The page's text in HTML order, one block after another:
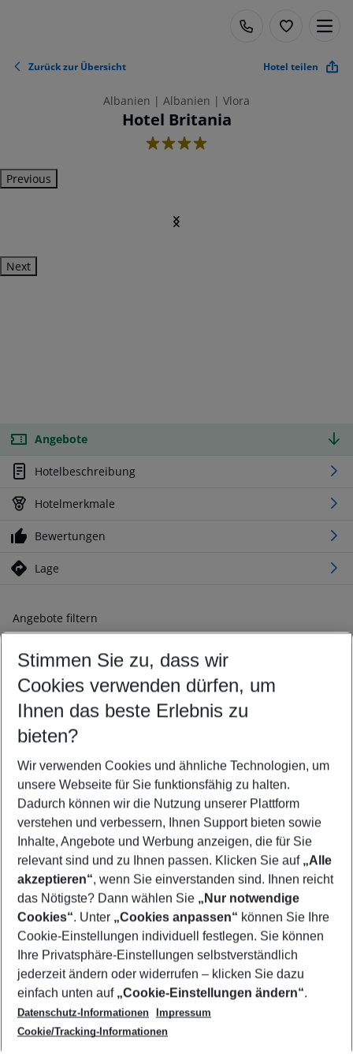
Zurück zur Übersicht Hotel teilen
Albanien | Albanien | Vlora
Hotel Britania
4
Previous
Next
Angebote
Hotelbeschreibung
Hotelmerkmale
Bewertungen
Lage
Angebote filtern
Ändern Sie Ihre Kriterien nach Ihren Wünschen
Abflughafen wählen
Beliebiger Abflughafen
Reisezeitraum wählen
09.08.26– 07.08.27 5-8 Nächte
2 Erwachsene Keine Kinder
Mehr Filter anzeigen
Footer
Footer navigation
Über uns
AGB
Cookie-Einstellungen ändern
Cookie-Richtlinie
Datenschutz
Service & Hilfe
Barrierefreies Reisen
Check-in
Folgen Sie uns
Stimmen Sie zu, dass wir
Cookies verwenden dürfen, um
Ihnen das beste Erlebnis zu
bieten?
Wir verwenden Cookies und ähnliche Technologien, um
unsere Webseite für Sie funktionsfähig zu halten.
Dadurch können wir die Nutzung unserer Plattform
verstehen und verbessern, Ihnen Support bieten sowie
Inhalte, Angebote und Werbung anzeigen, die für Sie
relevant sind und zu Ihnen passen. Klicken Sie auf „Alle
akzeptieren“, wenn Sie einverstanden sind. Ihnen reicht
das Nötigste? Dann wählen Sie „Nur notwendige
Cookies“. Unter „Cookies anpassen“ können Sie Ihre
Cookie-Einstellungen individuell festlegen. Sie können
Ihre Privatsphäre-Einstellungen selbstverständlich
jederzeit ändern oder widerrufen – klicken Sie dazu
einfach unten auf „Cookie-Einstellungen ändern“.
Datenschutz-Informationen
Impressum
Cookie/Tracking-Informationen